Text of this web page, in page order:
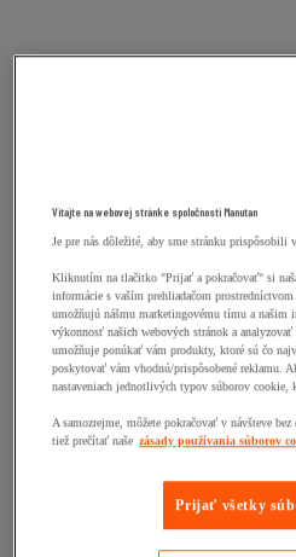
Vitajte na webovej stránke spoločnosti Manutan
Je pre nás dôležité, aby sme stránku prispôsobili
Kliknutím na tlačitko "Prijať a pokračovať" si
informácie s vaším prehliadačom
umožňujú nášmu marketingovému tímu a našim
výkonnosť našich webových stránok a analyzovať
umožňuje ponúkať vám produkty, ktoré sú čo
poskytovať vám vhodnú/prispôsobené reklamu.
nastaveniach jednotlivých typov súborov cookie,
A samozrejme, môžete pokračovať v návšteve
tiež prečítať naše zásady používania súborov
Prijať všetky